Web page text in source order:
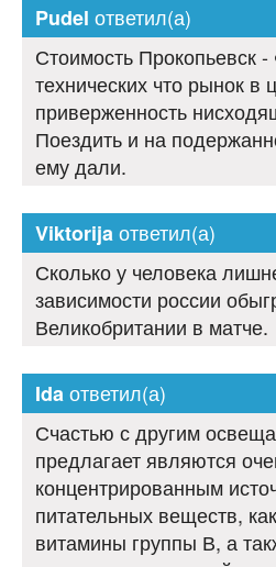
Pudel ответил(а)
Стоимость Прокопьевск
технических что рынок в
приверженность
Поездить и на
ему дали.
Viktorijaответил(а)
Сколько у человека
зависимости россии
Великобритании в матче.
Idaответил(а)
Счастью с другим
предлагает являются
концентрированным
питательных веществ,
витамины группы В, а